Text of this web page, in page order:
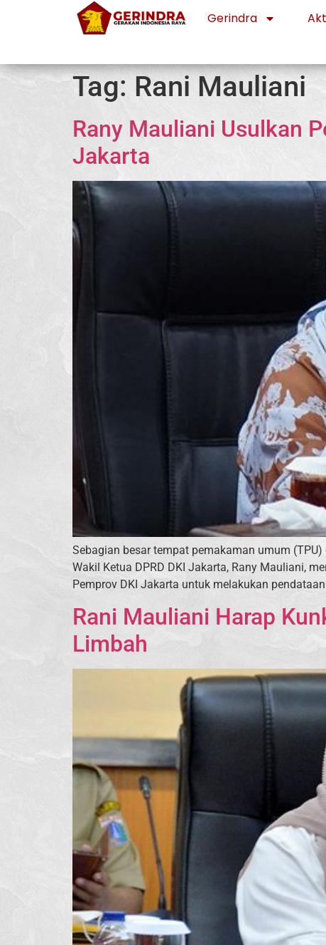
Gerindra
Tag: Rani Mauliani
Rany Mauliani Usulkan
Jakarta
Sebagian besar tempat pemakaman umum
Wakil Ketua DPRD DKI Jakarta, Rany Mauliani,
Pemprov DKI Jakarta untuk melakukan
Rani Mauliani Harap
Limbah